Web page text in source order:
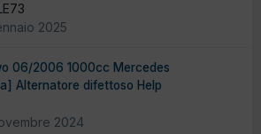
2025
06/2006 1000cc Mercedes
Alternatore difettoso Help
2024